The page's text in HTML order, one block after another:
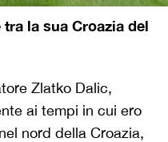
la sua Croazia del
Zlatko Dalic,
ai tempi in cui ero
nord della Croazia,